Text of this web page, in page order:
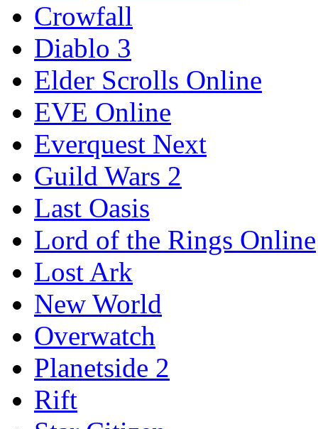
Crowfall
Diablo 3
Elder Scrolls Online
EVE Online
Everquest Next
Guild Wars 2
Last Oasis
Lord of the Rings Online
Lost Ark
New World
Overwatch
Planetside 2
Rift